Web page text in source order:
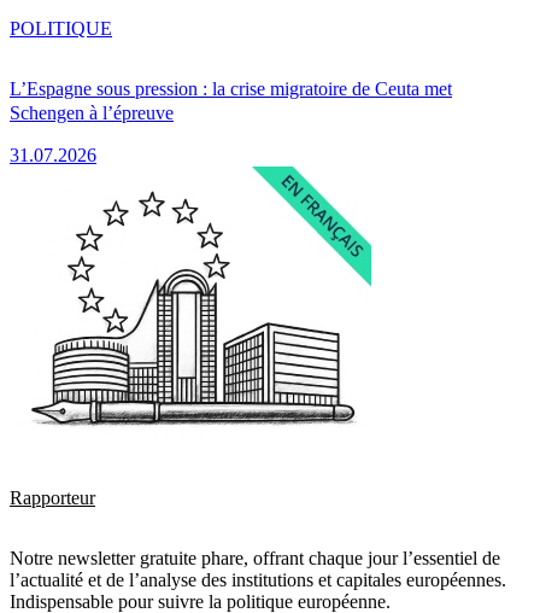
L’Espagne sous pression : la crise migratoire de Ceuta met
Schengen à l’épreuve
31.07.2026
POLITIQUE
Rapporteur
Notre newsletter gratuite phare, offrant chaque jour l’essentiel de
l’actualité et de l’analyse des institutions et capitales européennes.
Indispensable pour suivre la politique européenne.